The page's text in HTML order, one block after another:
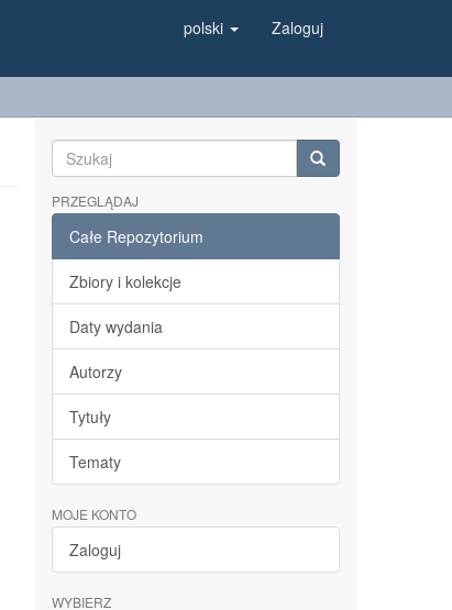
polski Zaloguj
PRZEGLĄDAJ
Całe Repozytorium
Zbiory i kolekcje
Daty wydania
Autorzy
Tytuły
Tematy
MOJE KONTO
Zaloguj
WYBIERZ